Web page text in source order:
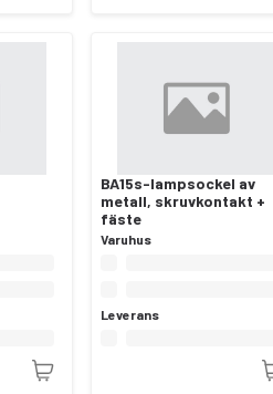
BA15s-lampsockel av
metall, skruvkontakt +
fäste
Varuhus
Leverans